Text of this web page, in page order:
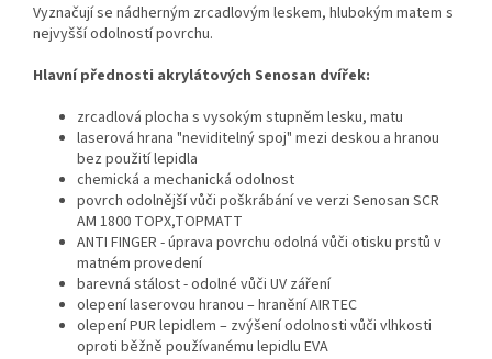
Vyznačují se nádherným zrcadlovým leskem, hlubokým matem s
nejvyšší odolností povrchu.
Hlavní přednosti akrylátových Senosan dvířek:
zrcadlová plocha s vysokým stupněm lesku, matu
laserová hrana "neviditelný spoj" mezi deskou a hranou
bez použití lepidla
chemická a mechanická odolnost
povrch odolnější vůči poškrábání ve verzi Senosan SCR
AM 1800 TOPX,TOPMATT
ANTI FINGER - úprava povrchu odolná vůči otisku prstů v
matném provedení
barevná stálost - odolné vůči UV záření
olepení laserovou hranou – hranění AIRTEC
olepení PUR lepidlem – zvýšení odolnosti vůči vlhkosti
oproti běžně používanému lepidlu EVA